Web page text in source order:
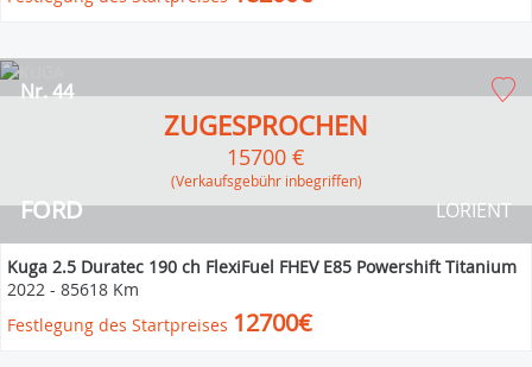
FORD
Nr. 44
LORIENT
ZUGESPROCHEN
15700 €
(Verkaufsgebühr inbegriffen)
Kuga 2.5 Duratec 190 ch FlexiFuel FHEV E85 Powershift Titanium
2022 - 85618 Km
Festlegung des Startpreises 12700€